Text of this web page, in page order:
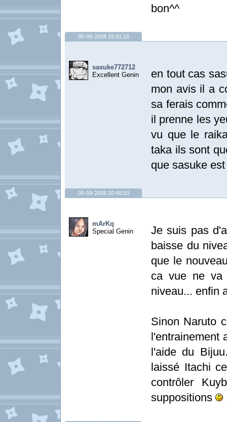
bon^^
05-09-2008 19:41:16
sasuke772712
Excellent Genin
en tout cas
mon avis il a
sa ferais
il prenne les
vu que le
taka ils sont
que sasuke
05-09-2008 20:48:03
mArKq
Special Genin
Je suis pas
baisse du
que le
ca vue ne va
niveau... enfin
Sinon Naruto
l'entrainement
l'aide du
laissé Itachi
contrôler
suppositions